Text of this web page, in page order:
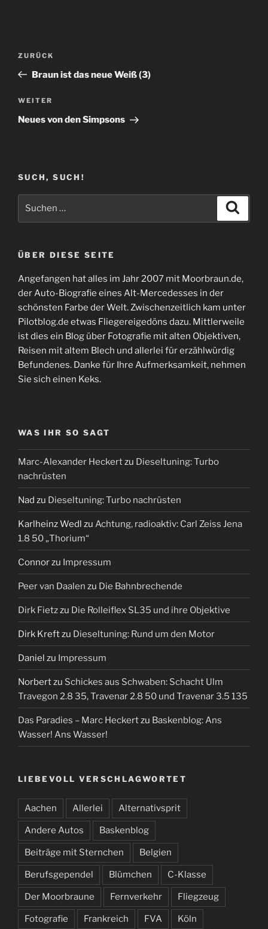
Beitragsnavigation
Vorheriger
Beitrag
ZURÜCK
Braun ist das neue Weiß (3)
Nächster
Beitrag
WEITER
Neues von den Simpsons
SUCH, SUCH!
ÜBER DIESE SEITE
Angefangen hat alles im Jahr 2007 mit Moorbraun.de,
der Auto-Biografie eines Alt-Mercedesses in der
schönsten Farbe der Welt. Zwischenzeitlich kam unter
Pilotblog.de etwas Fliegereigedöns dazu. Mittlerweile
ist dies ein Blog über Fotografie mit alten Objektiven,
Reisen mit altem Blech und allerlei für erzählwürdig
Befundenes. Danke für Ihre Aufmerksamkeit, nehmen
Sie sich einen Keks.
WAS IHR SO SAGT
Marc-Alexander Heckertzu Dieseltuning: Turbo
nachrüsten
Nad zu Dieseltuning: Turbo nachrüsten
Karlheinz Wedl zu Achtung, radioaktiv: Carl Zeiss Jena
1.8 50 „Thorium“
Connorzu Impressum
Peer van Daalen zu Die Bahnbrechende
Dirk Fietzzu Die Rolleiflex SL35 und ihre Objektive
Dirk Kreftzu Dieseltuning: Rund um den Motor
Daniel zu Impressum
Norbertzu Schickes aus Schwaben: Schacht Ulm
Travegon 2.8 35, Travenar 2.8 50 und Travenar 3.5 135
Das Paradies – Marc Heckertzu Baskenblog: Ans
Wasser! Ans Wasser!
LIEBEVOLL VERSCHLAGWORTET
Aachen Allerlei Alternativsprit
Andere Autos Baskenblog
Beiträge mit Sternchen Belgien
Berufsgependel Blümchen C-Klasse
Der Moorbraune Fernverkehr Fliegzeug
Fotografie Frankreich FVA Köln